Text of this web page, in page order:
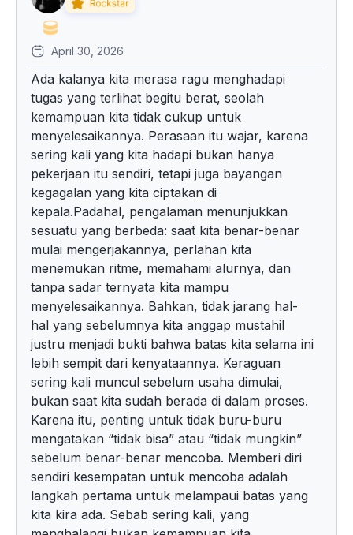
April 30, 2026
Ada kalanya kita merasa ragu menghadapi
tugas yang terlihat begitu berat, seolah
kemampuan kita tidak cukup untuk
menyelesaikannya. Perasaan itu wajar, karena
sering kali yang kita hadapi bukan hanya
pekerjaan itu sendiri, tetapi juga bayangan
kegagalan yang kita ciptakan di
kepala.Padahal, pengalaman menunjukkan
sesuatu yang berbeda: saat kita benar-benar
mulai mengerjakannya, perlahan kita
menemukan ritme, memahami alurnya, dan
tanpa sadar ternyata kita mampu
menyelesaikannya. Bahkan, tidak jarang hal-
hal yang sebelumnya kita anggap mustahil
justru menjadi bukti bahwa batas kita selama ini
lebih sempit dari kenyataannya. Keraguan
sering kali muncul sebelum usaha dimulai,
bukan saat kita sudah berada di dalam proses.
Karena itu, penting untuk tidak buru-buru
mengatakan “tidak bisa” atau “tidak mungkin”
sebelum benar-benar mencoba. Memberi diri
sendiri kesempatan untuk mencoba adalah
langkah pertama untuk melampaui batas yang
kita kira ada. Sebab sering kali, yang